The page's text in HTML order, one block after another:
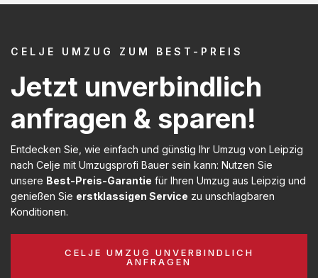
CELJE UMZUG ZUM BEST-PREIS
Jetzt unverbindlich
anfragen & sparen!
Entdecken Sie, wie einfach und günstig Ihr Umzug von Leipzig
nach Celje mit Umzugsprofi Bauer sein kann: Nutzen Sie
unsere Best-Preis-Garantie für Ihren Umzug aus Leipzig und
genießen Sie erstklassigen Service zu unschlagbaren
Konditionen.
CELJE UMZUG UNVERBINDLICH
ANFRAGEN